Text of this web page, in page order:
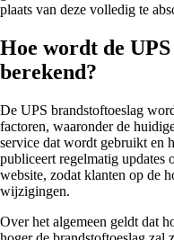
plaats van deze volledig te
Hoe wordt de
berekend?
De UPS brandstoftoeslag
factoren, waaronder de
service dat wordt gebruikt en
publiceert regelmatig updates
website, zodat klanten op de
wijzigingen.
Over het algemeen geldt dat